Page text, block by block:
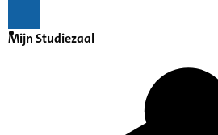
Inventaris
Mijn Studiezaal